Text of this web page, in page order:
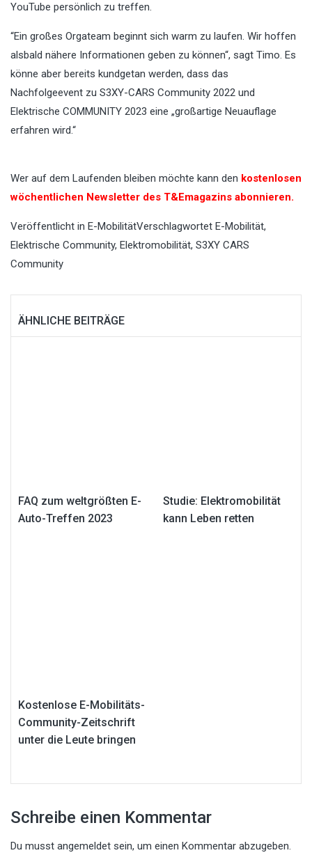
YouTube persönlich zu treffen.
“Ein großes Orgateam beginnt sich warm zu laufen. Wir hoffen
alsbald nähere Informationen geben zu können“, sagt Timo. Es
könne aber bereits kundgetan werden, dass das
Nachfolgeevent zu S3XY-CARS Community 2022 und
Elektrische COMMUNITY 2023 eine „großartige Neuauflage
erfahren wird.“
Wer auf dem Laufenden bleiben möchte kann den kostenlosen
wöchentlichen Newsletter des T&Emagazins abonnieren.
Veröffentlicht in E-MobilitätVerschlagwortet E-Mobilität,
Elektrische Community, Elektromobilität, S3XY CARS
Community
ÄHNLICHE BEITRÄGE
FAQ zum weltgrößten E-
Auto-Treffen 2023
Studie: Elektromobilität
kann Leben retten
Kostenlose E-Mobilitäts-
Community-Zeitschrift
unter die Leute bringen
Schreibe einen Kommentar
Du musst angemeldet sein, um einen Kommentar abzugeben.